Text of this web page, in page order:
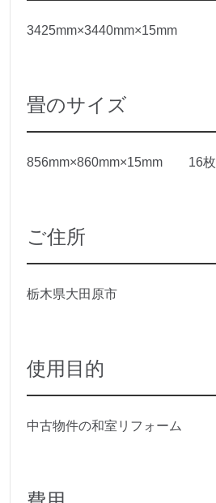
3425mm×3440mm×15mm
畳のサイズ
856mm×860mm×15mm 16枚
ご住所
栃木県大田原市
使用目的
中古物件の和室リフォーム